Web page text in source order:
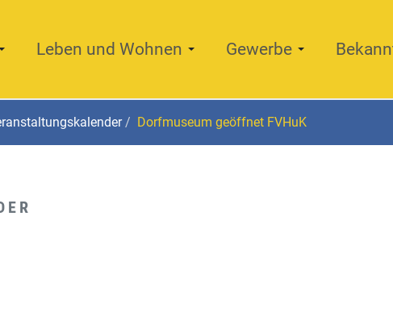
Leben und Wohnen Gewerbe
Dorfmuseum geöffnet FVHuK